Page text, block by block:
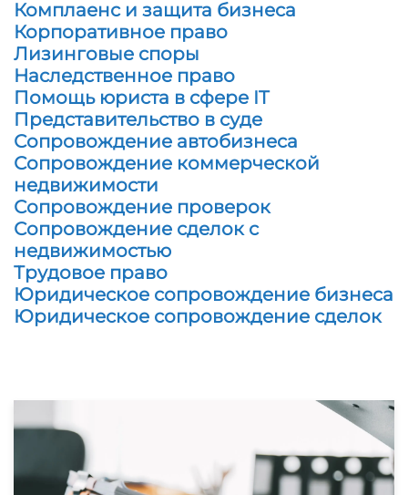
Комплаенс и защита бизнеса
Корпоративное право
Лизинговые споры
Наследственное право
Помощь юриста в сфере IT
Представительство в суде
Сопровождение автобизнеса
Сопровождение коммерческой
недвижимости
Сопровождение проверок
Сопровождение сделок с
недвижимостью
Трудовое право
Юридическое сопровождение бизнеса
Юридическое сопровождение сделок